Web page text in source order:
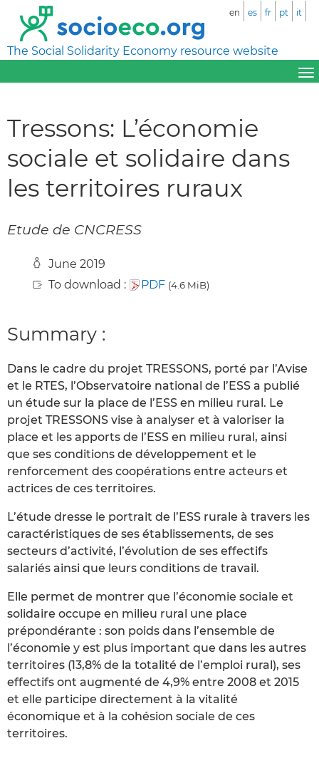
The Social Solidarity Economy resource website
en es fr pt it
Tressons: L’économie
sociale et solidaire dans
les territoires ruraux
Etude de CNCRESS
June 2019
To download :
PDF (4.6 MiB)
Summary :
Dans le cadre du projet TRESSONS, porté par l’Avise
et le RTES, l’Observatoire national de l’ESS a publié
un étude sur la place de l’ESS en milieu rural. Le
projet TRESSONS vise à analyser et à valoriser la
place et les apports de l’ESS en milieu rural, ainsi
que ses conditions de développement et le
renforcement des coopérations entre acteurs et
actrices de ces territoires.
L’étude dresse le portrait de l’ESS rurale à travers les
caractéristiques de ses établissements, de ses
secteurs d’activité, l’évolution de ses effectifs
salariés ainsi que leurs conditions de travail.
Elle permet de montrer que l’économie sociale et
solidaire occupe en milieu rural une place
prépondérante : son poids dans l’ensemble de
l’économie y est plus important que dans les autres
territoires (13,8% de la totalité de l’emploi rural), ses
effectifs ont augmenté de 4,9% entre 2008 et 2015
et elle participe directement à la vitalité
économique et à la cohésion sociale de ces
territoires.